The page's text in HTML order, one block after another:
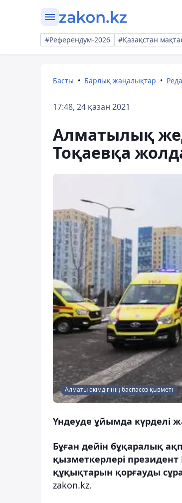
#Референдум-2026 #Қазақстан
Басты Барлық жаңалықтар
17:48, 24 қазан 2021
Алматылық
Тоқаевқа
Алматы әкімдігінің баспасөз қызметі
Үндеуде ұйымда күрделі
Бұған дейін бұқаралық
қызметкерлері
құқықтарын қорғауды
zakon.kz.